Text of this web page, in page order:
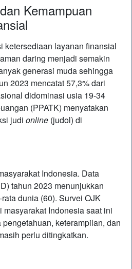
Kemampuan
ketersediaan layanan finansial
daring menjadi semakin
generasi muda sehingga
2023 mencatat 57,3% dari
didominasi usia 19-34
(PPATK) menyatakan
judi online (judol) di
Indonesia. Data
tahun 2023 menunjukkan
dunia (60). Survei OJK
Indonesia saat ini
keterampilan, dan
perlu ditingkatkan.